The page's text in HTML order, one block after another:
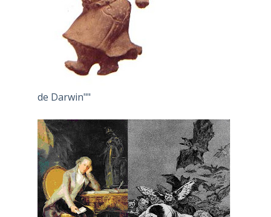
de Darwin""